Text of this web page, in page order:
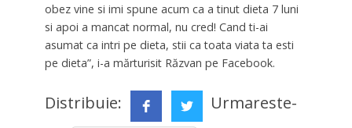
obez vine si imi spune acum ca a tinut dieta 7 luni
si apoi a mancat normal, nu cred! Cand ti-ai
asumat ca intri pe dieta, stii ca toata viata ta esti
pe dieta”, i-a mărturisit Răzvan pe Facebook.
Distribuie:
Urmareste-